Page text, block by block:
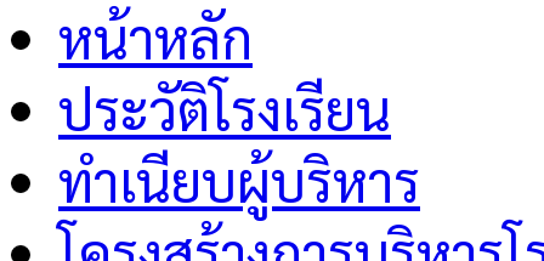
หน้าหลัก
ประวัติโรงเรียน
ทำเนียบผู้บริหาร